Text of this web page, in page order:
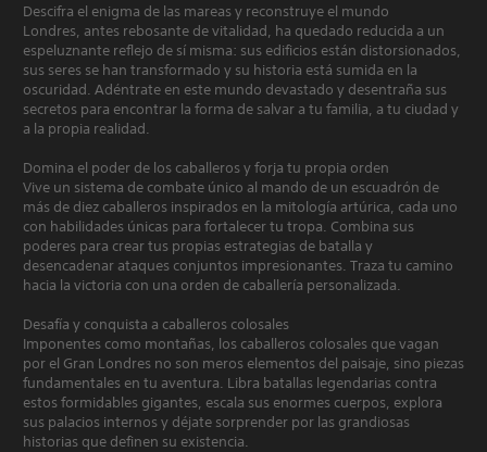
Descifra el enigma de las mareas y reconstruye el mundo
Londres, antes rebosante de vitalidad, ha quedado reducida a un
espeluznante reflejo de sí misma: sus edificios están distorsionados,
sus seres se han transformado y su historia está sumida en la
oscuridad. Adéntrate en este mundo devastado y desentraña sus
secretos para encontrar la forma de salvar a tu familia, a tu ciudad y
a la propia realidad.
Domina el poder de los caballeros y forja tu propia orden
Vive un sistema de combate único al mando de un escuadrón de
más de diez caballeros inspirados en la mitología artúrica, cada uno
con habilidades únicas para fortalecer tu tropa. Combina sus
poderes para crear tus propias estrategias de batalla y
desencadenar ataques conjuntos impresionantes. Traza tu camino
hacia la victoria con una orden de caballería personalizada.
Desafía y conquista a caballeros colosales
Imponentes como montañas, los caballeros colosales que vagan
por el Gran Londres no son meros elementos del paisaje, sino piezas
fundamentales en tu aventura. Libra batallas legendarias contra
estos formidables gigantes, escala sus enormes cuerpos, explora
sus palacios internos y déjate sorprender por las grandiosas
historias que definen su existencia.